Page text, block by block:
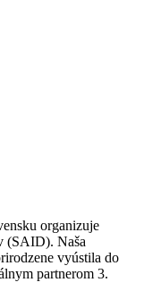
organizuje
(SAID). Naša
vyústila do
partnerom 3.